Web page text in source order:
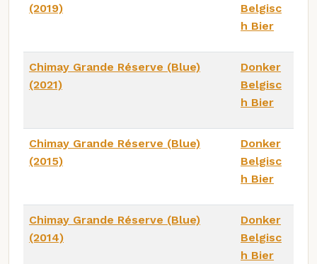
(2019)
Belgisc
h Bier
Chimay Grande Réserve (Blue)
(2021)
Donker
Belgisc
h Bier
Chimay Grande Réserve (Blue)
(2015)
Donker
Belgisc
h Bier
Chimay Grande Réserve (Blue)
(2014)
Donker
Belgisc
h Bier